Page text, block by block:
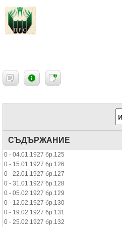
СЪДЪРЖАНИЕ
0 - 04.01.1927 бр.125
0 - 15.01.1927 бр.126
0 - 22.01.1927 бр.127
0 - 31.01.1927 бр.128
0 - 05.02 1927 бр.129
0 - 12.02.1927 бр.130
0 - 19.02.1927 бр.131
0 - 25.02.1927 бр.132